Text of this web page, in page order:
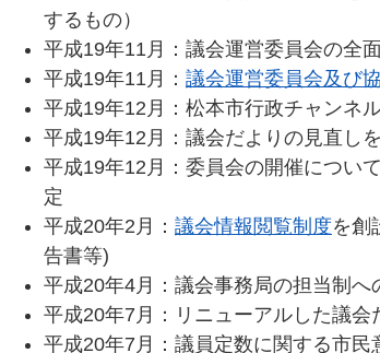
するもの）
平成19年11月：議会運営委員会の全
平成19年11月： 議会運営委員会及び
平成19年12月：松本市行政チャンネ
平成19年12月：議会だよりの見直し
平成19年12月：委員会の開催につい
定
平成20年2月： 議会情報閲覧制度を創
告書等)
平成20年4月：議会事務局の担当制
平成20年7月：リニューアルした議
平成20年7月：議員定数に関する市